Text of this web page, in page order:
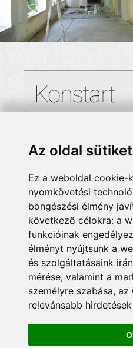
Az oldal
Ez a weboldal cookie-
nyomkövetési
böngészési élmény
következő célokra: a
funkcióinak
élményt nyújtsunk a
és szolgáltatásaink
mérése, valamint a
személyre szabása, az
relevánsabb